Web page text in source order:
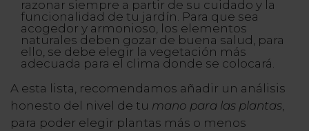
razonar siempre a partir de su cuidado y la
funcionalidad de tu jardín. Para que sea
acogedor y armonioso, los elementos
naturales deben gozar de buena salud, para
ello, se debe elegir la vegetación más
adecuada para el clima donde se colocará.
A esta lista, recomendamos añadir un análisis
honesto del nivel de tu mano para las plantas,
para poder elegir plantas más o menos